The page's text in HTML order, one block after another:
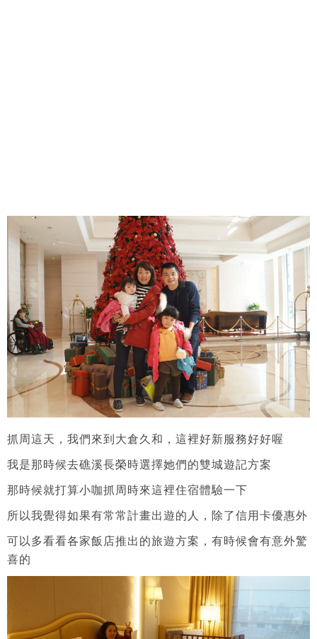
抓周這天，我們來到大倉久和，這裡好新服務好好喔
我是那時候去礁溪長榮時選擇她們的雙城遊記方案
那時候就打算小咖抓周時來這裡住宿體驗一下
所以我覺得如果有常常計畫出遊的人，除了信用卡優惠外
可以多看看各家飯店推出的旅遊方案，有時候會有意外驚
喜的